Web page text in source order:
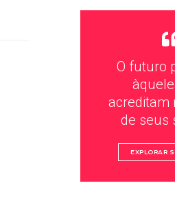
O futuro
acreditam
de seus
EXPLORAR